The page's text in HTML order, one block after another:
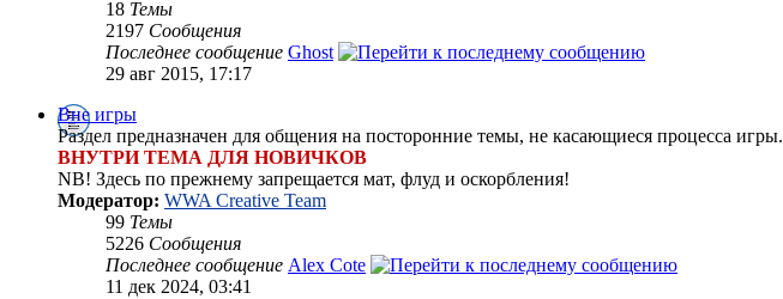
18 Темы
2197 Сообщения
Последнее сообщение Ghost
29 авг 2015, 17:17
Вне игры
Раздел предназначен для общения на посторонние темы, не касающиеся процесса игры.
ВНУТРИ ТЕМА ДЛЯ НОВИЧКОВ
NB! Здесь по прежнему запрещается мат, флуд и оскорбления!
Модератор: WWA Creative Team
99 Темы
5226 Сообщения
Последнее сообщение Alex Cote
11 дек 2024, 03:41